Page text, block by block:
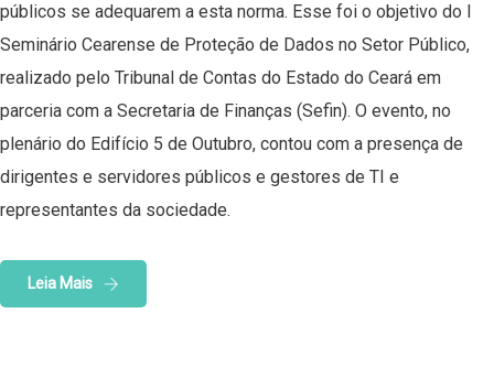
públicos se adequarem a esta norma. Esse foi o objetivo do I
Seminário Cearense de Proteção de Dados no Setor Público,
realizado pelo Tribunal de Contas do Estado do Ceará em
parceria com a Secretaria de Finanças (Sefin). O evento, no
plenário do Edifício 5 de Outubro, contou com a presença de
dirigentes e servidores públicos e gestores de TI e
representantes da sociedade.
Leia Mais